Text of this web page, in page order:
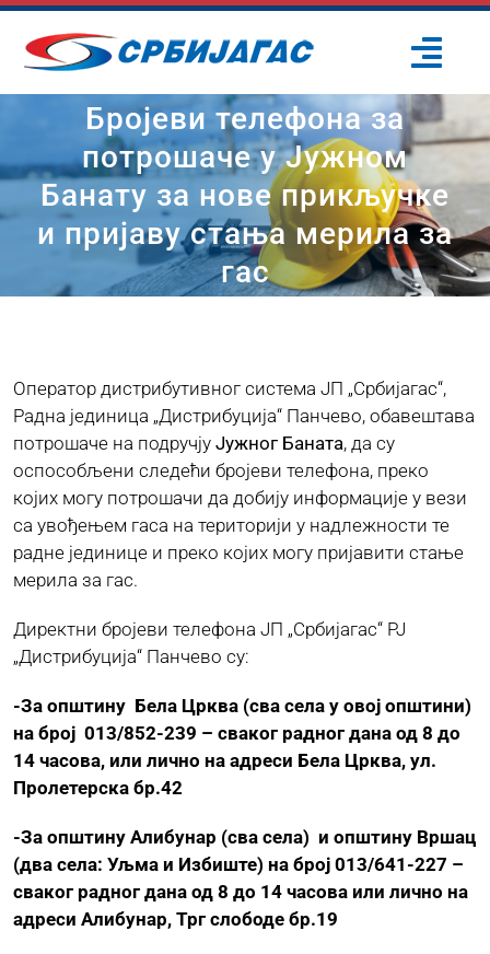
Skip
content
ПОЧЕТНА
О НАМА
ОДРЖИВИ РАЗВОЈ
ПРЕС ЦЕНТАР
ЈАВНЕ НАБАВКЕ
ПЛАН ЈАВНИХ НАБАВКИ
КОНТАКТ
Бројеви телефона за
потрошаче у Јужном
Банату за нове прикључке
и пријаву стања мерила за
гас
Оператор дистрибутивног система ЈП „Србијагас“,
Радна јединица „Дистрибуција“ Панчево, обавештава
потрошаче на подручју Јужног Баната, да су
оспособљени следећи бројеви телефона, преко
којих могу потрошачи да добију информације у вези
са увођењем гаса на територији у надлежности те
радне јединице и преко којих могу пријавити стање
мерила за гас.
Директни бројеви телефона ЈП „Србијагас“ РЈ
„Дистрибуција“ Панчево су:
-За општину Бела Црква (сва села у овој општини)
на број 013/852-239 – сваког радног дана од 8 до
14 часова, или лично на адреси Бела Црква, ул.
Пролетерска бр.42
-За општину Алибунар (сва села) и општину Вршац
(два села: Уљма и Избиште) на број 013/641-227 –
сваког радног дана од 8 до 14 часова или лично на
адреси Алибунар, Трг слободе бр.19